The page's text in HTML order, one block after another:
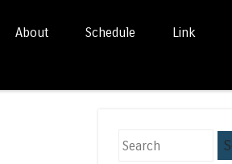
About Schedule Link
Search